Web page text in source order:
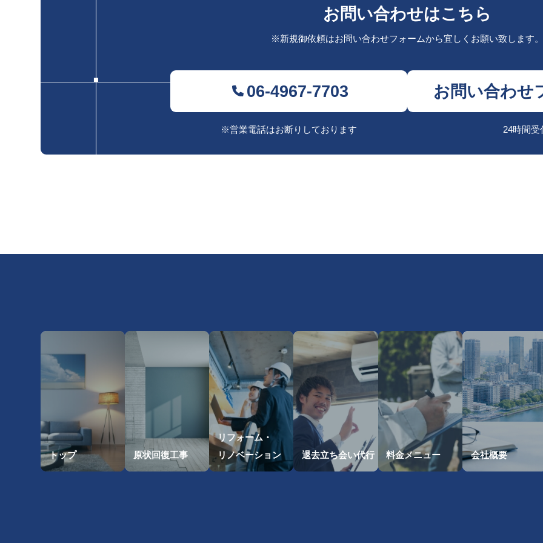
お問い合わせはこちら
※新規御依頼はお問い合わせフォームから宜しくお願い致します。
お問い合わせ
24時間受
06-4967-7703
※営業電話はお断りしております
トップ 原状回復工事
リフォーム・
リノベーション
退去立ち会い代行 料金メニュー 会社概要